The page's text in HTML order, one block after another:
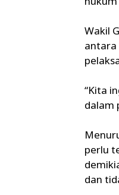
Wakil
antara
“Kita
dalam
perlu
dan